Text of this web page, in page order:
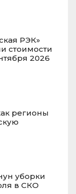
РЭК»
стоимости
2026
регионы
уборки
в СКО